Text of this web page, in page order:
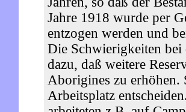
Jahre 1918 wurde per
entzogen werden und
Die Schwierigkeiten bei
dazu, daß weitere
Aborigines zu erhöhen.
Arbeitsplatz